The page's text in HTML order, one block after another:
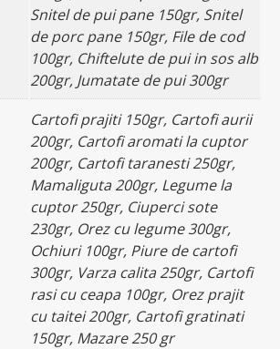
Snitel de pui pane 150gr, Snitel
de porc pane 150gr, File de cod
100gr, Chiftelute de pui in sos alb
200gr, Jumatate de pui 300gr
Cartofi prajiti 150gr, Cartofi aurii
200gr, Cartofi aromati la cuptor
200gr, Cartofi taranesti 250gr,
Mamaliguta 200gr, Legume la
cuptor 250gr, Ciuperci sote
230gr, Orez cu legume 300gr,
Ochiuri 100gr, Piure de cartofi
300gr, Varza calita 250gr, Cartofi
rasi cu ceapa 100gr, Orez prajit
cu taitei 200gr, Cartofi gratinati
150gr, Mazare 250 gr